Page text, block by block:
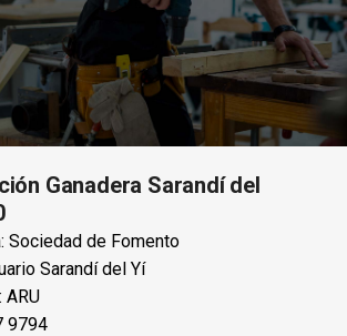
Ganadera Sarandí del
Sociedad de Fomento
Sarandí del Yí
ARU
9794